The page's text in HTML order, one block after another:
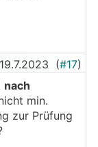
mit dem
ich mir
19.7.2023 (#17)
nach
min.
zur Prüfung